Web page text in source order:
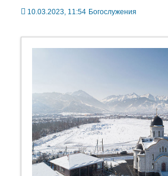
10.03.2023, 11:54 Богослужения